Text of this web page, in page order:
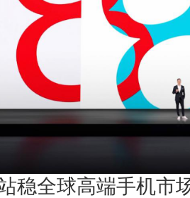
全球高端手机市